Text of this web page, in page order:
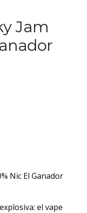
Jam
Nic El Ganador
el vape